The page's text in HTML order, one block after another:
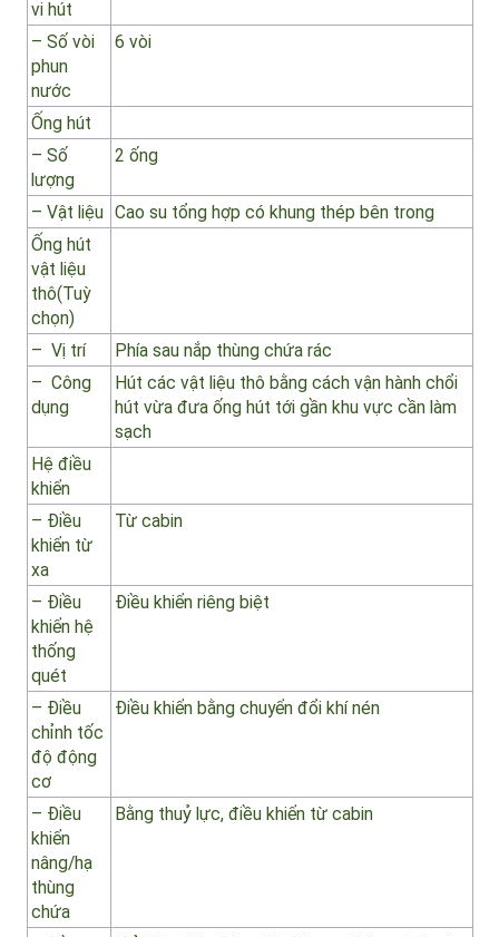
hút
– Số
lượng
2 miệng (trái và phải)
– Phạm
vi hút
600 mm
– Số vòi
phun
nước
6 vòi
Ống hút
– Số
lượng
– Vật liệu Cao su tổng hợp có khung thép bên trong
Ống hút
vật liệu
thô(Tuỳ
chọn)
– Vị trí
– Công
dụng
Hút các vật liệu thô bằng cách vận hành chổi
Hệ điều
khiển
– Điều
khiển từ
xa
– Điều
khiển hệ
thống
quét
– Điều
chỉnh tốc
độ động
cơ